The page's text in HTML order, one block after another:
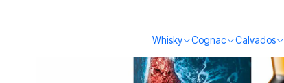
Whisky Cognac Calvados